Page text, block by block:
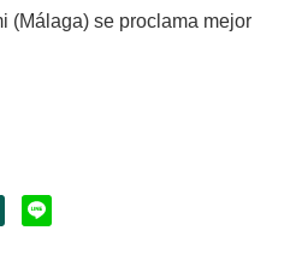
(Málaga) se proclama mejor